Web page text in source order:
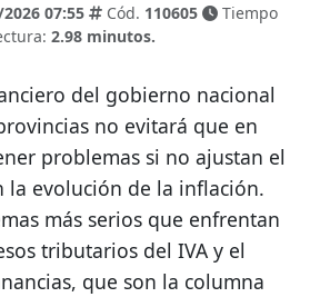
07:55 Cód. 110605
Tiempo
2.98 minutos.
no evitará que en
problemas si no ajustan el
la evolución de la inflación.
más serios que enfrentan
tributarios del IVA y el
que son la columna